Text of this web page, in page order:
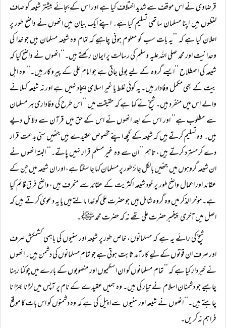
قرضاوی نے اس موقف سے شدید اختلاف کیا ہے اور اس کے بجائے بیشتر شیعہ کو صاف
لفظوں میں اپنا مسلمان ساتھی تسلیم کیا ہے۔ اپنے ایک بیان میں انھوں نے واضح طور پر
اعلان کیا ہے کہ ’’یہ بات سب کو معلوم ہونی چاہیے کہ تمام وہ شیعہ مسلمان ہیں جو خدا کی
وحدانیت اور محمد صلی اللہ علیہ وسلم کی رسالت پر ایمان رکھتے ہیں۔‘‘ انھوں نے واضح کیا کہ
شیعہ کی اصطلاح ’’ایسے گروہ کے لیے بولی جاتی ہے جو امام علی کے پیروکار ہیں۔‘‘ وہ اہل
بیت کے بھی مکمل وفادار ہیں۔ یہ کوئی غلط یا غیر اسلامی ایجاد نہیں ہے اور نہ شیعہ کہلانے
والے اس میں منفرد ہیں۔ شیخ نے کہا ہے کہ حقیقت میں ’’اس طرح کی وفاداری ہر مسلمان
سے مطلوب ہے‘‘ اور اس کے بعد انھوں نے اس کے حق میں قرآن سے دلائل دیے
ہیں۔ وہ تسلیم کرتے ہیں کہ شیعہ کے کچھ اپنے مخصوص عقیدے ہیں جنھیں سنی بدعت قرار
دے کر مسترد کرتے ہیں، تاہم ’’ان سے وہ غیر مسلم قرار نہیں پاتے۔‘‘ البتہ انھوں نے
ان شیعہ گروہوں میں جنھیں بالکل جائز طور پر مسلمان کہا جا سکتا ہے، اور ان شیعہ میں جن کے
عقائد اور اعمال واضح طور پر خود شیعہ اکثریت کے عقائد سے منحرف ہیں، واضح فرق قائم کیا
ہے۔ موخر الذکر میں وہ گروہ شامل ہیں جو حضرت علی کو خدا مانتے ہیں یا یہ دعویٰ کرتے ہیں کہ
اصل میں آخری پیغمبر حضرت علی تھے نہ کہ حضرت محمد ﷺ۔
شیخ کی رائے یہ ہے کہ مسلمانوں، خاص طور پر شیعہ اور سنیوں کی باہمی کشمکش صرف
اور صرف ان قوتوں کے لیے کارآمد ثابت ہوتی ہے جو تمام مسلمانوں کی دشمن ہیں۔ انھوں
نے خبردار کیا ہے کہ ’’تمام مسلمانوں کو ان اسکیموں اور منصوبوں کے بارے میں چوکنا رہنا
چاہیے جو دشمنان اسلام نے تیار کی ہیں۔ وہ ہمیں عقیدے کے نام پر آپس میں لڑانا بھڑا نا
چاہتے ہیں۔‘‘ انھوں نے شیعہ اور سنیوں سے اپیل کی ہے کہ وہ دشمنوں کو اس بات کا موقع
فراہم نہ کریں۔